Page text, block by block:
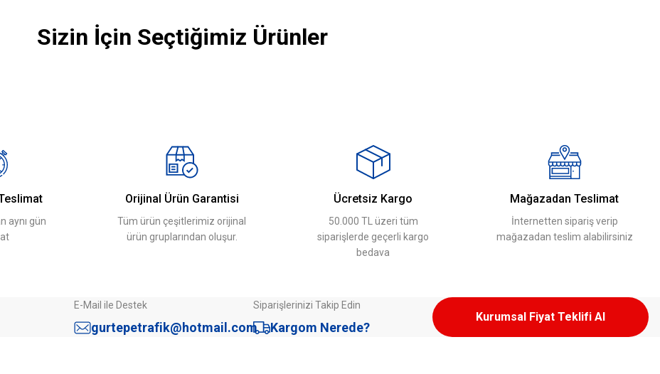
Yorum Yaz
Gönder
Sizin İçin Seçtiğimiz Ürünler
aynı gün
Orijinal Ürün Garantisi
Tüm ürün çeşitlerimiz orijinal
ürün gruplarından oluşur.
Ücretsiz Kargo
50.000 TL üzeri tüm
siparişlerde geçerli kargo
bedava
Mağazadan Teslimat
İnternetten sipariş verip
mağazadan teslim alabilirsiniz
E-Mail ile Destek
gurtepetrafik@hotmail.com
Siparişlerinizi Takip Edin
Kargom Nerede?
Kurumsal Fiyat Teklifi Al